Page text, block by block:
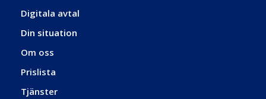
Digitala avtal
Din situation
Om oss
Prislista
Tjänster